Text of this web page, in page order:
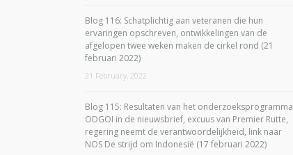
Blog 116: Schatplichtig aan veteranen die hun
ervaringen opschreven, ontwikkelingen van de
afgelopen twee weken maken de cirkel rond (21
februari 2022)
21 February, 2022
Blog 115: Resultaten van het onderzoeksprogramma
ODGOI in de nieuwsbrief, excuus van Premier Rutte,
regering neemt de verantwoordelijkheid, link naar
NOS De strijd om Indonesië (17 februari 2022)